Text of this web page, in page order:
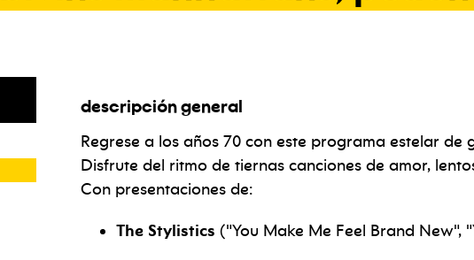
descripción general
Regrese a los años 70 con este programa estelar de
Disfrute del ritmo de tiernas canciones de amor,
Con presentaciones de:
The Stylistics ("You Make Me Feel Brand New",